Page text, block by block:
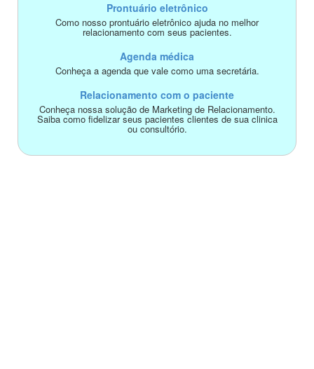
Prontuário eletrônico
Como nosso prontuário eletrônico ajuda no melhor
relacionamento com seus pacientes.
Agenda médica
Conheça a agenda que vale como uma secretária.
Relacionamento com o paciente
Conheça nossa solução de Marketing de Relacionamento.
Saiba como fidelizar seus pacientes clientes de sua clinica
ou consultório.